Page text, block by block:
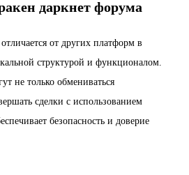
даркнет форума
от других платформ в
структурой и функционалом.
не только обмениваться
сделки с использованием
безопасность и доверие